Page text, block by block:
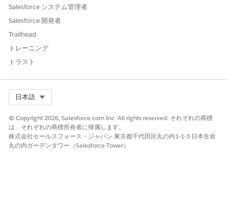
免税状況
免除有効期限
配送条件
必須項目を追加したら、請求プロファイルを開いて変更を確認で
きます。Billing は税金を計算するときに、取引先に関連付けられ
たデフォルトの請求プロファイルから追加の税金識別情報を自動
税金識別サポートは、請求書、クレジットメモ、デビットメモに
は使用されません。
Salesforce システム管理者
Salesforce 開発者
Trailhead
トレーニング
トラスト
日本語
© Copyright 2026, Salesforce.com Inc. All rights reserved. それぞれの商標
は、それぞれの商標所有者に帰属します。
株式会社セールスフォース・ジャパン 東京都千代田区丸の内1-1-3 日本生命
丸の内ガーデンタワー（Salesforce Tower）